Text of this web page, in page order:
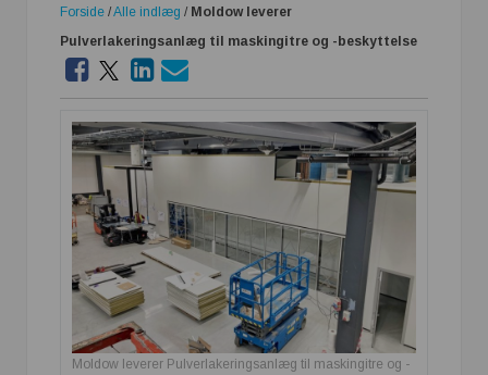
Forside /Alle indlæg / Moldow leverer
Pulverlakeringsanlæg til maskingitre og -beskyttelse
Moldow leverer Pulverlakeringsanlæg til maskingitre og -